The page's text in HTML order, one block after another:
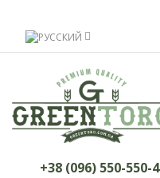
+38 (096) 550-550-4